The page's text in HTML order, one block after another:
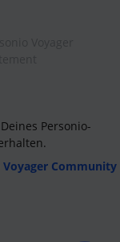
Personio-
Voyager Community